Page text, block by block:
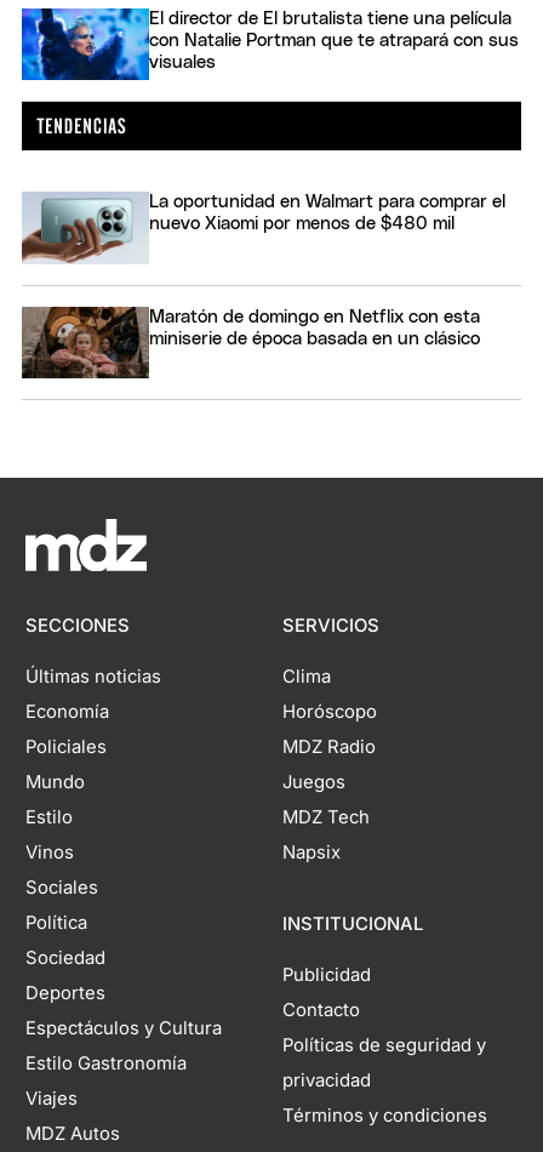
El director de El brutalista tiene una película
con Natalie Portman que te atrapará con sus
visuales
La oportunidad en Walmart para comprar el
nuevo Xiaomi por menos de $480 mil
Maratón de domingo en Netflix con esta
miniserie de época basada en un clásico
SECCIONES
Últimas noticias
Economía
Policiales
Mundo
Estilo
Vinos
Sociales
Política
Sociedad
Deportes
Espectáculos y Cultura
Estilo Gastronomía
Viajes
MDZ Autos
SERVICIOS
Clima
Horóscopo
MDZ Radio
Juegos
MDZ Tech
Napsix
INSTITUCIONAL
Publicidad
Contacto
Políticas de seguridad y
privacidad
Términos y condiciones